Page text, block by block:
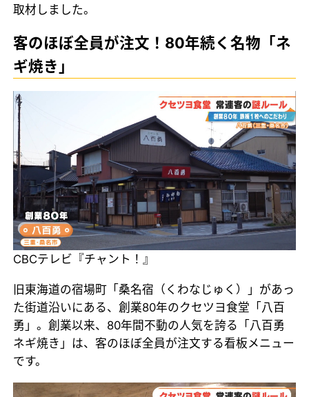
取材しました。
客のほぼ全員が注文！80年続く名物「ネ
ギ焼き」
CBCテレビ『チャント！』
旧東海道の宿場町「桑名宿（くわなじゅく）」があっ
た街道沿いにある、創業80年のクセツヨ食堂「八百
勇」。創業以来、80年間不動の人気を誇る「八百勇
ネギ焼き」は、客のほぼ全員が注文する看板メニュー
です。